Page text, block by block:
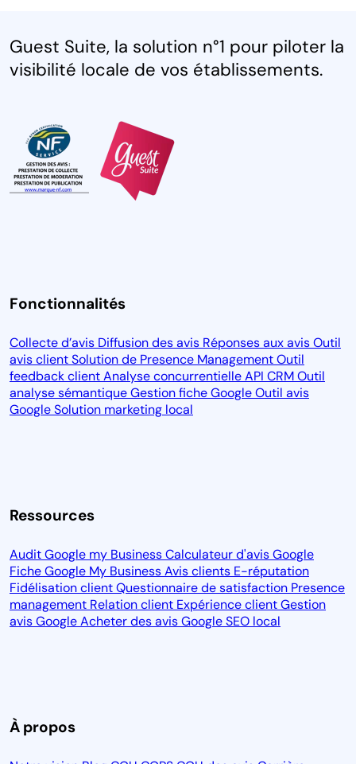
Guest Suite, la solution n°1 pour piloter la
visibilité locale de vos établissements.
Fonctionnalités
Collecte d’avis Diffusion des avis Réponses aux avisOutil
avis clientSolution de Presence ManagementOutil
feedback clientAnalyse concurrentielleAPI CRMOutil
analyse sémantiqueGestion fiche GoogleOutil avis
GoogleSolution marketing local
Ressources
Audit Google my BusinessCalculateur d'avis Google
Fiche Google My BusinessAvis clients E-réputation
Fidélisation clientQuestionnaire de satisfaction Presence
management Relation client Expérience clientGestion
avis GoogleAcheter des avis GoogleSEO local
À propos